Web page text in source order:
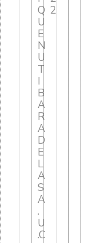
Q
U
E
N
U
T
I
B
A
R
A
D
E
L
A
S
A
.
U
.C
2